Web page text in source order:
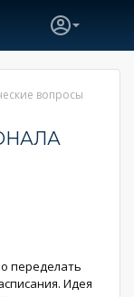
вопросы
переделать
Идея